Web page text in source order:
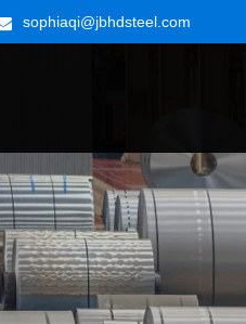
sophiaqi@jbhdsteel.com